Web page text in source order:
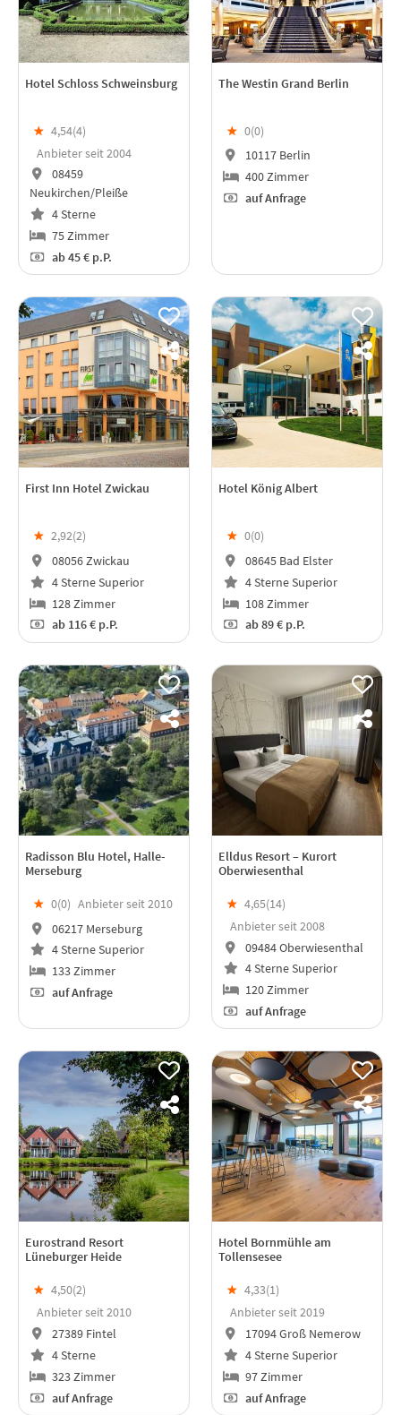
Hotel Schloss Schweinsburg
★ 4,54(4)
Anbieter seit 2004
08459
Neukirchen/Pleiße
4 Sterne
75 Zimmer
ab45 € p.P.
The Westin Grand Berlin
★ 0(0)
10117 Berlin
400 Zimmer
auf Anfrage
First Inn Hotel Zwickau
★ 2,92(2)
08056 Zwickau
4 Sterne Superior
128 Zimmer
ab116 € p.P.
Hotel König Albert
★ 0(0)
08645 Bad Elster
4 Sterne Superior
108 Zimmer
ab89 € p.P.
Radisson Blu Hotel, Halle-
Merseburg
★ 0(0) Anbieter seit 2010
06217 Merseburg
4 Sterne Superior
133 Zimmer
auf Anfrage
Elldus Resort – Kurort
Oberwiesenthal
★ 4,65(14)
Anbieter seit 2008
09484 Oberwiesenthal
4 Sterne Superior
120 Zimmer
auf Anfrage
Eurostrand Resort
Lüneburger Heide
★ 4,50(2)
Anbieter seit 2010
27389 Fintel
4 Sterne
323 Zimmer
auf Anfrage
Hotel Bornmühle am
Tollensesee
★ 4,33(1)
Anbieter seit 2019
17094 Groß Nemerow
4 Sterne Superior
97 Zimmer
auf Anfrage